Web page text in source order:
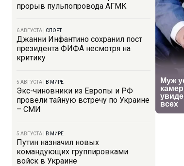
прорыв пульпопровода АГМК
6 АВГУСТА СПОРТ
Джанни Инфантино сохранил пост
президента ФИФА несмотря на
критику
5 АВГУСТА В МИРЕ
Экс-чиновники из Европы и РФ
провели тайную встречу по Украине
– СМИ
5 АВГУСТА В МИРЕ
Путин назначил новых
командующих группировками
войск в Украине